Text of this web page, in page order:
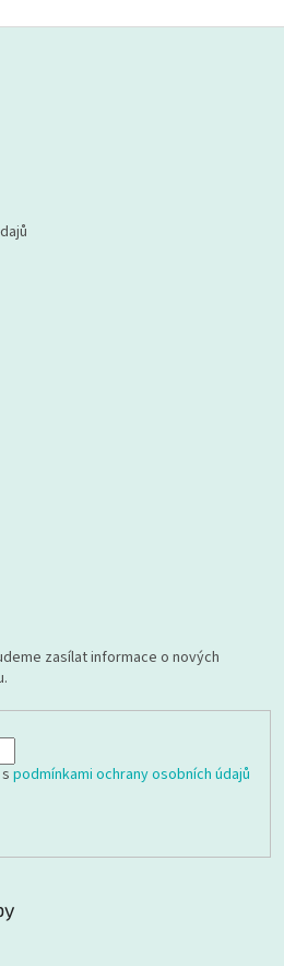
zasílat informace o nových
podmínkami ochrany osobních údajů